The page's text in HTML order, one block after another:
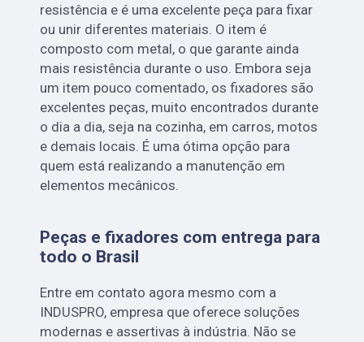
resistência e é uma excelente peça para fixar
ou unir diferentes materiais. O item é
composto com metal, o que garante ainda
mais resistência durante o uso. Embora seja
um item pouco comentado, os fixadores são
excelentes peças, muito encontrados durante
o dia a dia, seja na cozinha, em carros, motos
e demais locais. É uma ótima opção para
quem está realizando a manutenção em
elementos mecânicos.
Peças e fixadores com entrega para
todo o Brasil
Entre em contato agora mesmo com a
INDUSPRO, empresa que oferece soluções
modernas e assertivas à indústria. Não se